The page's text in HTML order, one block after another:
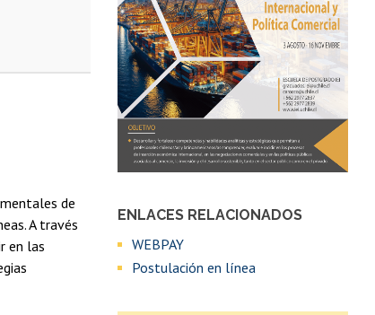
ENLACES RELACIONADOS
WEBPAY
Postulación en línea
de
A través
en las